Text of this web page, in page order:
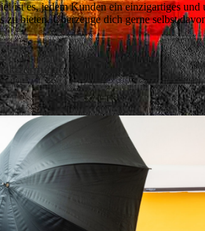
ist es, jedem Kunden ein einzigartiges und
zu bieten. Überzeuge dich gerne selbst